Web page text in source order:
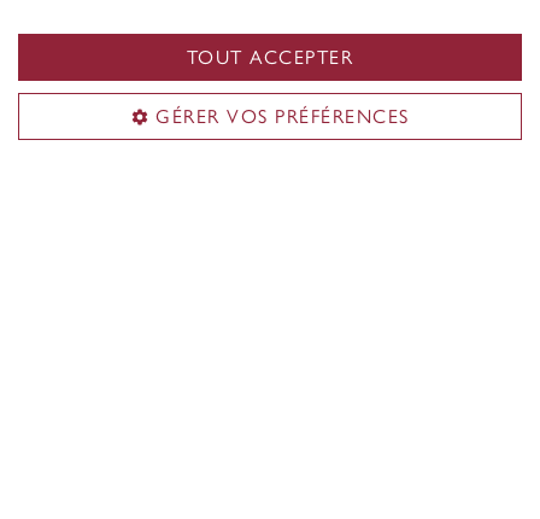
TOUT ACCEPTER
GÉRER VOS PRÉFÉRENCES